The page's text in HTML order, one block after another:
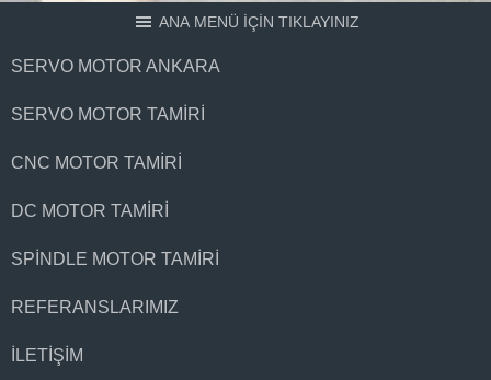
ANA MENÜ İÇİN TIKLAYINIZ
SERVO MOTOR ANKARA
SERVO MOTOR TAMIRI
CNC MOTOR TAMIRI
DC MOTOR TAMIRI
SPINDLE MOTOR TAMIRI
REFERANSLARIMIZ
İLETIŞIM